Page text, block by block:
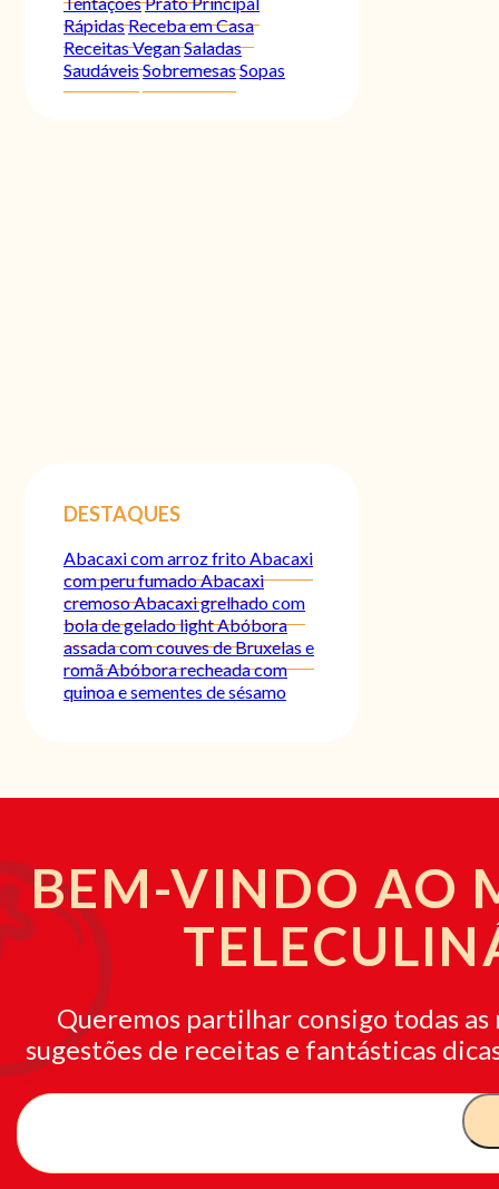
RápidasReceba em Casa
Receitas VeganSaladas
SaudáveisSobremesasSopas
DESTAQUES
Abacaxi com arroz fritoAbacaxi
com peru fumadoAbacaxi
cremosoAbacaxi grelhado com
bola de gelado lightAbóbora
assada com couves de Bruxelas e
romãAbóbora recheada com
quinoa e sementes de sésamo
BEM-VINDO AO
Queremos partilhar consigo todas as
sugestões de receitas e fantásticas